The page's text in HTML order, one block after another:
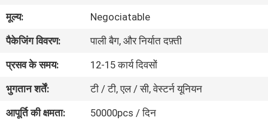
गुणवत्ता
नियंत्रण
संपर्क
करें
मूल्य:
Negociatable
पैकेजिंग विवरण:
पाली बैग, और निर्यात दफ़्ती
प्रसव के समय:
12-15 कार्य दिवसों
भुगतान शर्तें:
टी / टी, एल / सी, वेस्टर्न यूनियन
आपूर्ति की क्षमता:
50000pcs / दिन